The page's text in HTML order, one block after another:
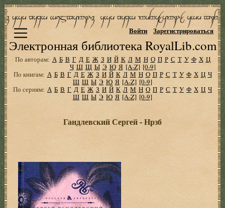
Электронная библиотека RoyalLib.com
Войти Зарегистрироваться
По авторам: А Б В Г Д Е Ж З И Й К Л М Н О П Р С Т У Ф Х Ц
Ч Ш Щ Ы Э Ю Я [A-Z] [0-9]
По книгам: А Б В Г Д Е Ж З И Й К Л М Н О П Р С Т У Ф Х Ц Ч
Ш Щ Ы Э Ю Я [A-Z] [0-9]
По сериям: А Б В Г Д Е Ж З И Й К Л М Н О П Р С Т У Ф Х Ц Ч
Ш Щ Ы Э Ю Я [A-Z] [0-9]
Гандлевский Сергей - Нрзб